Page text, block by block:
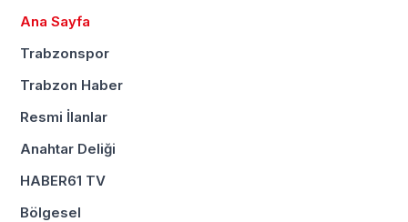
Ana Sayfa
Trabzonspor
Trabzon Haber
Resmi İlanlar
Anahtar Deliği
HABER61 TV
Bölgesel